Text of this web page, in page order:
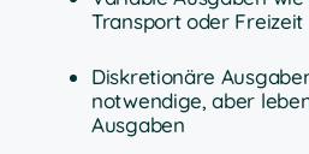
Transport oder Freizeit
Diskretionäre
notwendige, aber
Ausgaben